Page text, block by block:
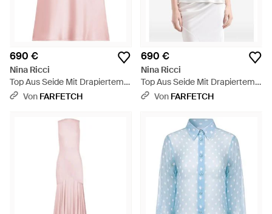
690 €
Nina Ricci
Top Aus Seide Mit Drapiertem
Rücken - Pink
Von FARFETCH
690 €
Nina Ricci
Top Aus Seide Mit Drapiertem
Rücken - Weiß
Von FARFETCH